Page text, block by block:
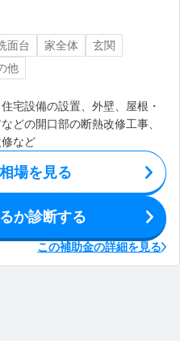
面台 家全体
玄関
他
宅設備の設置、外壁、屋根・
どの開口部の断熱改修工事、
など
場を見る
か診断する
この補助金の詳細を見る